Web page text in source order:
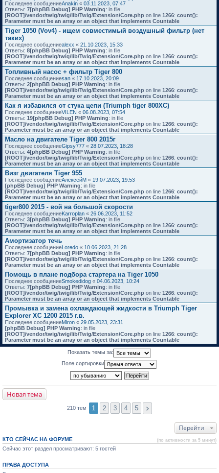
Последнее сообщениеAnakin « 03.11.2023, 07:47
Ответы: 7[phpBB Debug] PHP Warning: in file
[ROOT]/vendor/twig/twig/lib/Twig/Extension/Core.php on line 1266: count():
Parameter must be an array or an object that implements Countable
Tiger 1050 (Vov4) - ищем совместимый воздушный фильтр (нет
таких)
Последнее сообщениеalexx « 21.10.2023, 15:33
Ответы: 8[phpBB Debug] PHP Warning: in file
[ROOT]/vendor/twig/twig/lib/Twig/Extension/Core.php on line 1266: count():
Parameter must be an array or an object that implements Countable
Топливный насос + фильтр Tiger 800
Последнее сообщениеsan « 17.10.2023, 20:09
Ответы: 2[phpBB Debug] PHP Warning: in file
[ROOT]/vendor/twig/twig/lib/Twig/Extension/Core.php on line 1266: count():
Parameter must be an array or an object that implements Countable
Как я избавился от стука цепи (Triumph tiger 800XC)
Последнее сообщениеVILEN « 06.08.2023, 07:54
Ответы: 19[phpBB Debug] PHP Warning: in file
[ROOT]/vendor/twig/twig/lib/Twig/Extension/Core.php on line 1266: count():
Parameter must be an array or an object that implements Countable
Масло на двигателе Tiger 800 2015г
Последнее сообщениеGipsy777 « 28.07.2023, 18:28
Ответы: 4[phpBB Debug] PHP Warning: in file
[ROOT]/vendor/twig/twig/lib/Twig/Extension/Core.php on line 1266: count():
Parameter must be an array or an object that implements Countable
Визг двигателя Tiger 955
Последнее сообщениеАлексейМ « 19.07.2023, 19:53
[phpBB Debug] PHP Warning: in file
[ROOT]/vendor/twig/twig/lib/Twig/Extension/Core.php on line 1266: count():
Parameter must be an array or an object that implements Countable
tiger800 2015 - вой на большой скорости
Последнее сообщениеKarroplan « 26.06.2023, 11:52
Ответы: 3[phpBB Debug] PHP Warning: in file
[ROOT]/vendor/twig/twig/lib/Twig/Extension/Core.php on line 1266: count():
Parameter must be an array or an object that implements Countable
Амортизатор течь
Последнее сообщениеLoredo « 10.06.2023, 21:28
Ответы: 7[phpBB Debug] PHP Warning: in file
[ROOT]/vendor/twig/twig/lib/Twig/Extension/Core.php on line 1266: count():
Parameter must be an array or an object that implements Countable
Помощь в плане подбора стартера на Tiger 1050
Последнее сообщениеSmokedidog « 04.06.2023, 10:24
Ответы: 7[phpBB Debug] PHP Warning: in file
[ROOT]/vendor/twig/twig/lib/Twig/Extension/Core.php on line 1266: count():
Parameter must be an array or an object that implements Countable
Промывка и замена охлаждающей жидкости в Triumph Tiger
Explorer XC 1200 2015 г.в.
Последнее сообщениеMiron « 29.05.2023, 23:31
[phpBB Debug] PHP Warning: in file
[ROOT]/vendor/twig/twig/lib/Twig/Extension/Core.php on line 1266: count():
Parameter must be an array or an object that implements Countable
Показать темы за:
Поле сортировки
Новая тема
210 тем 1 2 3 4 5
Перейти
КТО СЕЙЧАС НА ФОРУМЕ (по активности за 5 минут)
Сейчас этот раздел просматривают: 5 гостей
ПРАВА ДОСТУПА